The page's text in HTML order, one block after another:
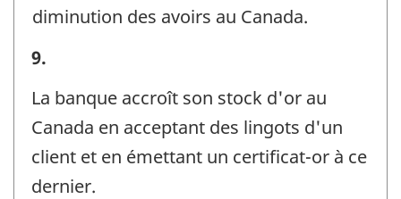
diminution des avoirs au Canada.
Exemples
-
Identificateur
de
question
9.
La banque accroît son stock d'or au
Canada en acceptant des lingots d'un
client et en émettant un certificat-or à ce
dernier.